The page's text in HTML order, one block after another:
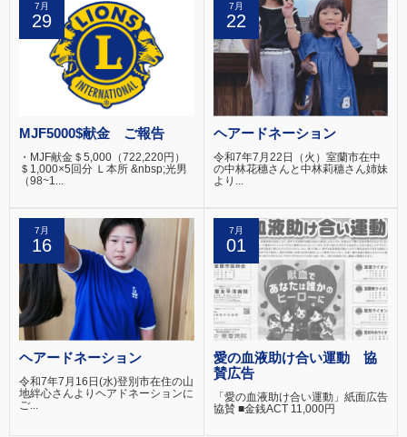
7月
29
MJF5000$献金 ご報告
・MJF献金＄5,000（722,220円）
＄1,000×5回分 Ｌ本所 &nbsp;光男
（98~1...
7月
22
ヘアードネーション
令和7年7月22日（火）室蘭市在中
の中林花穗さんと中林莉穗さん姉妹
より...
7月
16
ヘアードネーション
令和7年7月16日(水)登別市在住の山
地絆心さんよりヘアドネーションに
ご...
7月
01
愛の血液助け合い運動 協
賛広告
「愛の血液助け合い運動」紙面広告
協賛 ■金銭ACT 11,000円